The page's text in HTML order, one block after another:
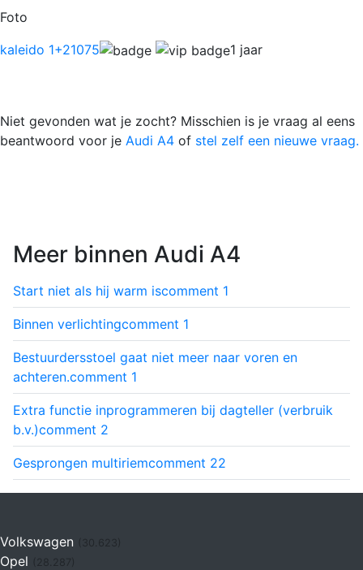
Foto
kaleido 1+21075 1 jaar
Niet gevonden wat je zocht? Misschien is je vraag al eens
beantwoord voor je Audi A4 of stel zelf een nieuwe vraag.
Meer binnen Audi A4
Start niet als hij warm iscomment 1
Binnen verlichtingcomment 1
Bestuurdersstoel gaat niet meer naar voren en
achteren.comment 1
Extra functie inprogrammeren bij dagteller (verbruik
b.v.)comment 2
Gesprongen multiriemcomment 22
Volkswagen (30.623)
Opel